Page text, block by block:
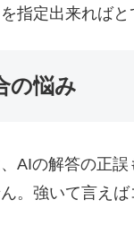
指定出来ればと
の悩み
AIの解答の正
。強いて言えば